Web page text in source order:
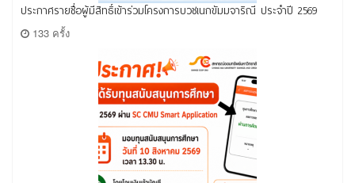
ประกาศรายชื่อผู้มีสิทธิ์เข้าร่วมโครงการบวชเนกขัมมจาริณี ประจำปี 2569
133 ครั้ง